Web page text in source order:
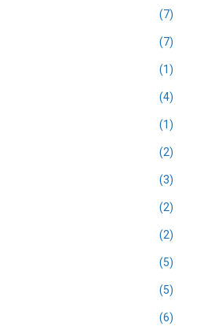
(7)
(7)
(1)
(4)
(1)
(2)
(3)
(2)
(2)
(5)
(5)
(6)